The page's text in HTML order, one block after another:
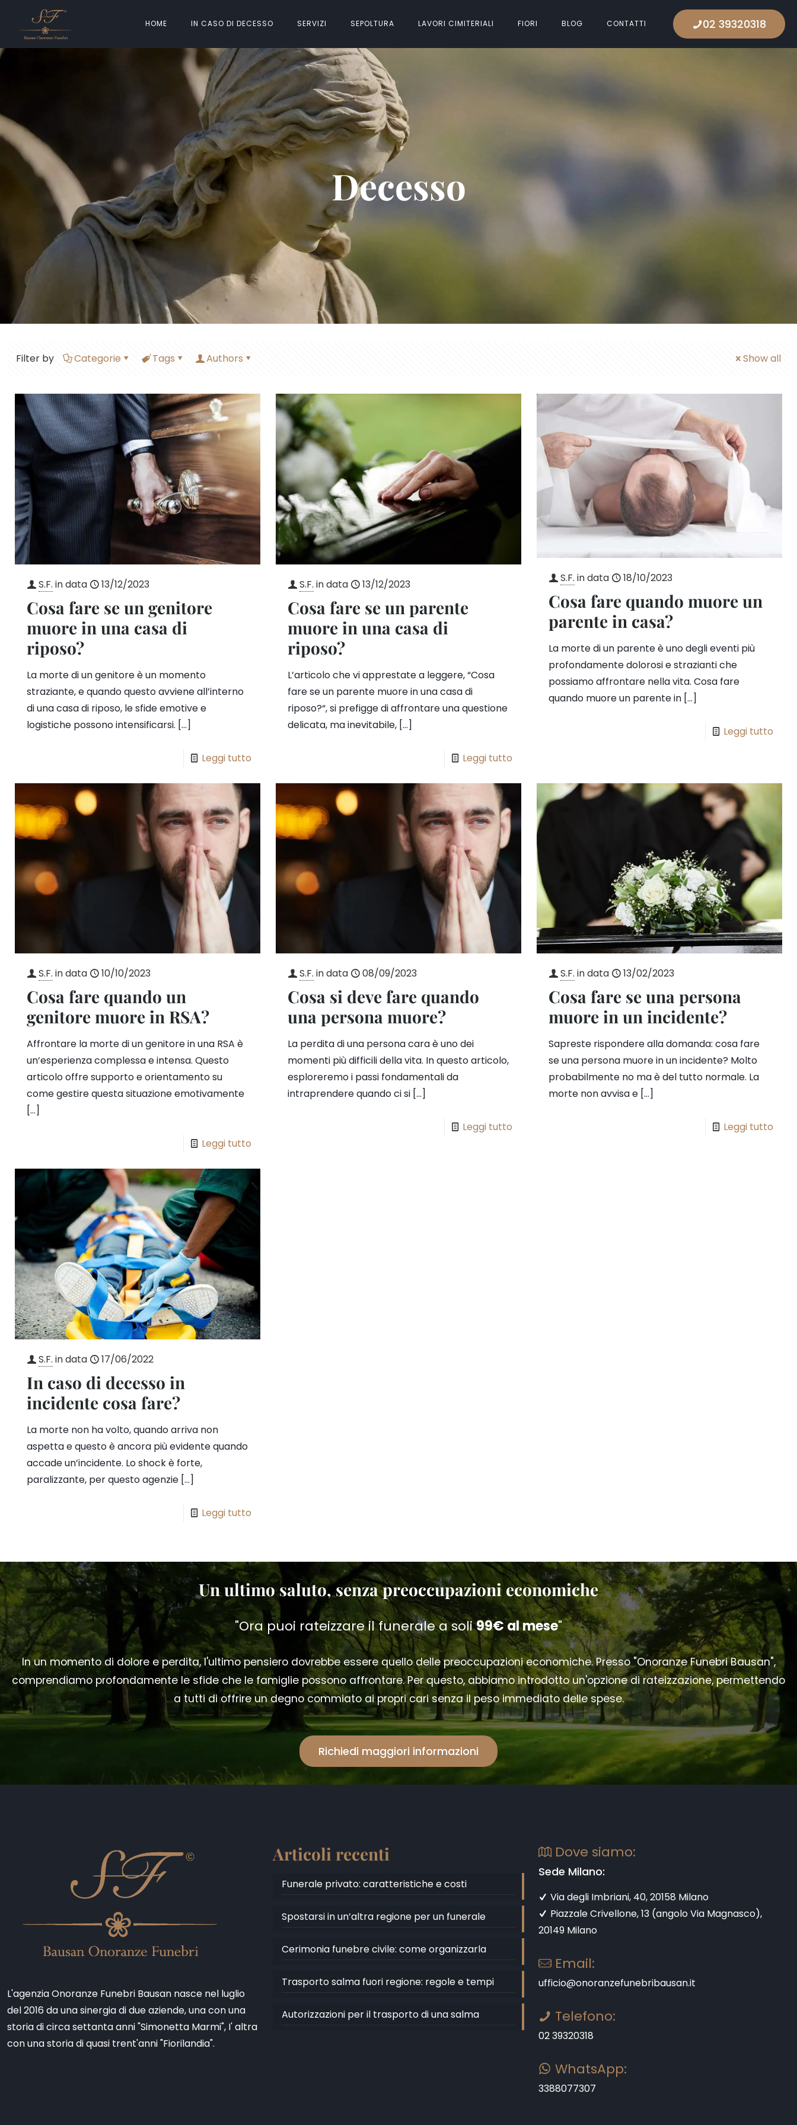
HOME IN CASO DI DECESSO SERVIZI SEPOLTURA LAVORI CIMITERIALI FIORI BLOG CONTATTI 02 39320318
Decesso
Filter by Categorie Tags Authors Show all
S.F. in data 13/12/2023
Cosa fare se un genitore
muore in una casa di
riposo?
La morte di un genitore è un momento
straziante, e quando questo avviene all’interno
di una casa di riposo, le sfide emotive e
logistiche possono intensificarsi. […]
Leggi tutto
S.F. in data 13/12/2023
Cosa fare se un parente
muore in una casa di
riposo?
L’articolo che vi apprestate a leggere, “Cosa
fare se un parente muore in una casa di
riposo?“, si prefigge di affrontare una questione
delicata, ma inevitabile, […]
Leggi tutto
S.F. in data 18/10/2023
Cosa fare quando muore un
parente in casa?
La morte di un parente è uno degli eventi più
profondamente dolorosi e strazianti che
possiamo affrontare nella vita. Cosa fare
quando muore un parente in […]
Leggi tutto
S.F. in data 10/10/2023
Cosa fare quando un
genitore muore in RSA?
Affrontare la morte di un genitore in una RSA è
un’esperienza complessa e intensa. Questo
articolo offre supporto e orientamento su
come gestire questa situazione emotivamente
[…]
Leggi tutto
S.F. in data 08/09/2023
Cosa si deve fare quando
una persona muore?
La perdita di una persona cara è uno dei
momenti più difficili della vita. In questo articolo,
esploreremo i passi fondamentali da
intraprendere quando ci si […]
Leggi tutto
S.F. in data 13/02/2023
Cosa fare se una persona
muore in un incidente?
Sapreste rispondere alla domanda: cosa fare
se una persona muore in un incidente? Molto
probabilmente no ma è del tutto normale. La
morte non avvisa e […]
Leggi tutto
S.F. in data 17/06/2022
In caso di decesso in
incidente cosa fare?
La morte non ha volto, quando arriva non
aspetta e questo è ancora più evidente quando
accade un’incidente. Lo shock è forte,
paralizzante, per questo agenzie […]
Leggi tutto
Un ultimo saluto, senza preoccupazioni economiche
"Ora puoi rateizzare il funerale a soli99€ al mese"
In un momento di dolore e perdita, l'ultimo pensiero dovrebbe essere quello delle preoccupazioni economiche. Presso "Onoranze Funebri Bausan",
comprendiamo profondamente le sfide che le famiglie possono affrontare. Per questo, abbiamo introdotto un'opzione di rateizzazione, permettendo
a tutti di offrire un degno commiato ai propri cari senza il peso immediato delle spese.
Richiedi maggiori informazioni
L'agenzia Onoranze Funebri Bausan nasce nel luglio
del 2016 da una sinergia di due aziende, una con una
storia di circa settanta anni "Simonetta Marmi", I' altra
con una storia di quasi trent'anni "Fiorilandia".
Articoli recenti
Funerale privato: caratteristiche e costi
Spostarsi in un’altra regione per un funerale
Cerimonia funebre civile: come organizzarla
Trasporto salma fuori regione: regole e tempi
Autorizzazioni per il trasporto di una salma
Dove siamo:
Sede Milano:
Via degli Imbriani, 40, 20158 Milano
Piazzale Crivellone, 13 (angolo Via Magnasco),
20149 Milano
Email:
ufficio@onoranzefunebribausan.it
Telefono:
02 39320318
WhatsApp:
3388077307